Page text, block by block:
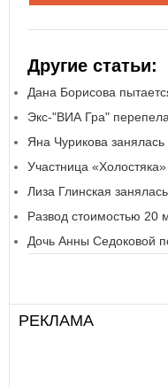
Другие статьи:
Дана Борисова
Экс-"ВИА Гра"
Яна Чурикова занялась
Участница
Лиза Глинская
Развод стоимостью 20
Дочь Анны Седоковой
РЕКЛАМА